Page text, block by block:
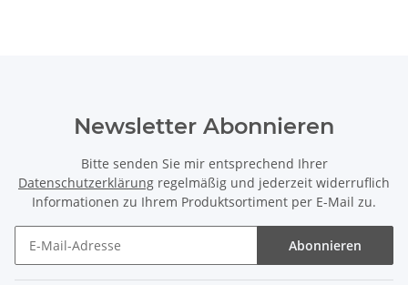
Newsletter Abonnieren
Bitte senden Sie mir entsprechend Ihrer
Datenschutzerklärung regelmäßig und jederzeit widerruflich
Informationen zu Ihrem Produktsortiment per E-Mail zu.
Abonnieren